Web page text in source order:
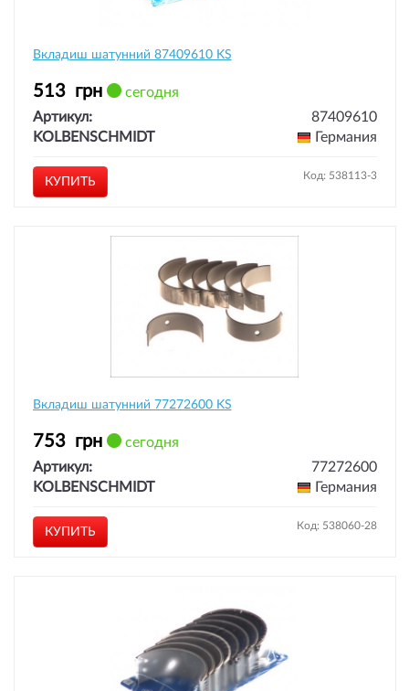
Вкладиш шатунний 87409610 KS
513 грн
сегодня
Артикул:
87409610
KOLBENSCHMIDT
Германия
КУПИТЬ Код: 538113-3
Вкладиш шатунний 77272600 KS
753 грн
сегодня
Артикул:
77272600
KOLBENSCHMIDT
Германия
КУПИТЬ Код: 538060-28